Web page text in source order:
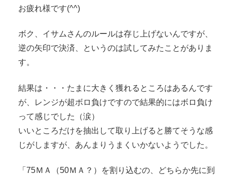
お疲れ様です(^^)
ボク、イサムさんのルールは存じ上げないんですが、
逆の矢印で決済、というのは試してみたことがありま
す。
結果は・・・たまに大きく獲れるところはあるんです
が、レンジが超ボロ負けですので結果的にはボロ負け
って感じでした（涙）
いいところだけを抽出して取り上げると勝てそうな感
じがしますが、あんまりうまくいかないようでした。
「75ＭＡ（50ＭＡ？）を割り込むの、どちらか先に到